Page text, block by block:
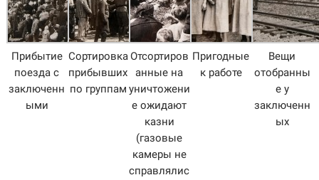
Прибытие
поезда с
заключенн
ыми
Сортировка
прибывших
по группам
Отсортиров
анные на
уничтожени
е ожидают
казни
(газовые
камеры не
справлялис
Пригодные
к работе
Вещи
отобранны
е у
заключенн
ых